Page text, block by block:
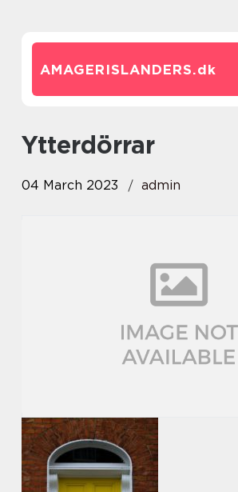
AMAGERISLANDERS.dk
Ytterdörrar
04 March 2023 admin